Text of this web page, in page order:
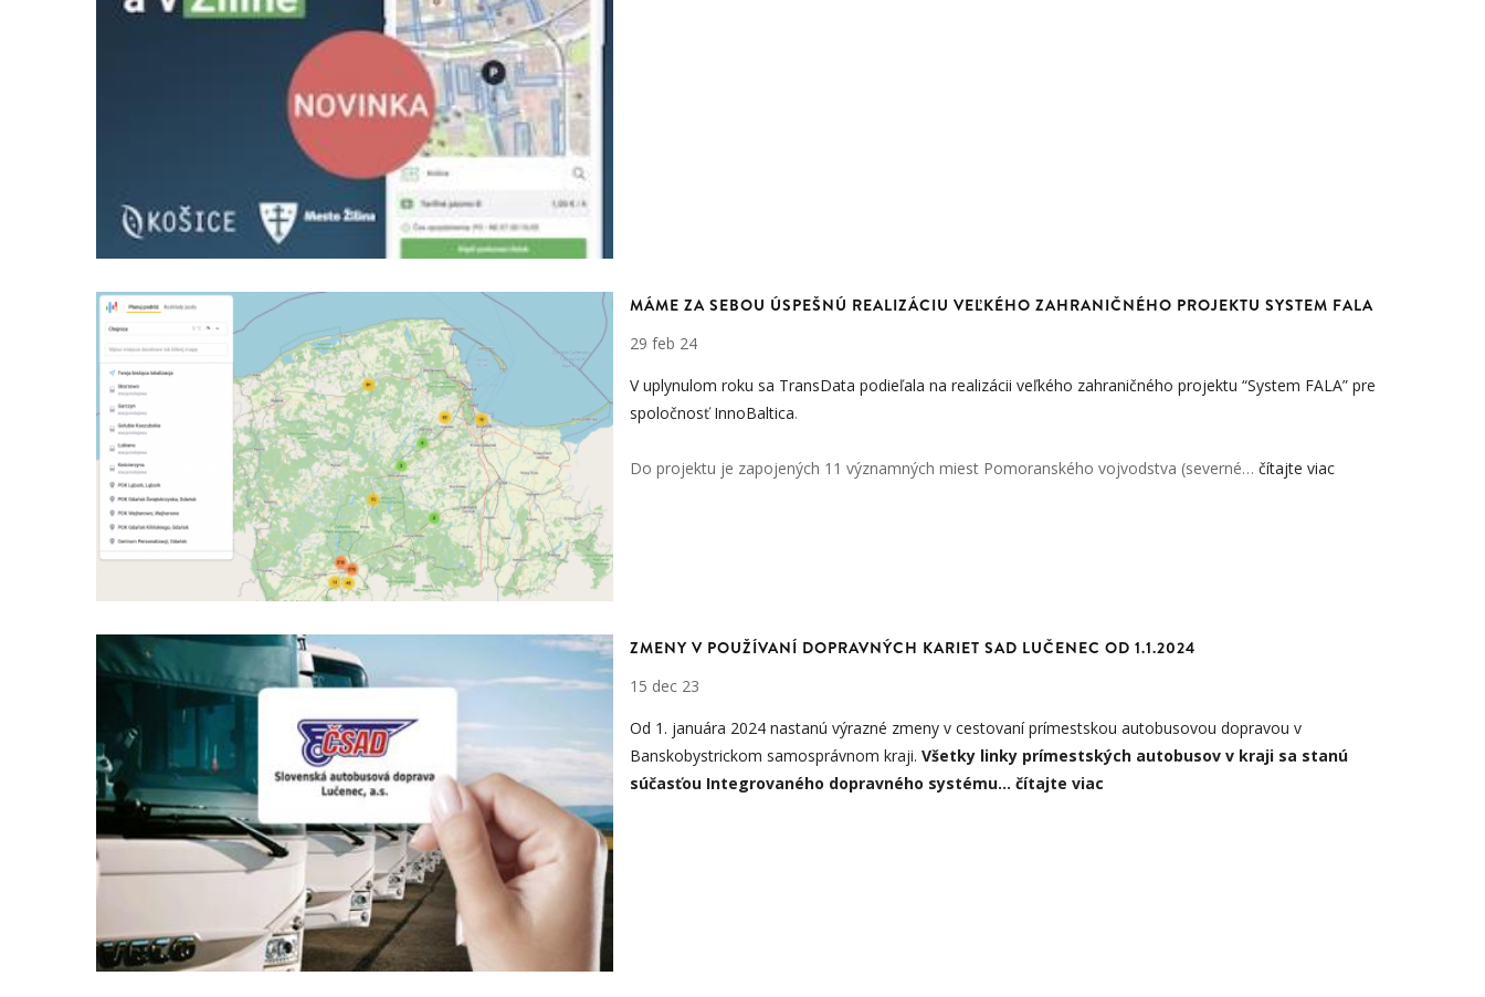
MÁME ZA SEBOU ÚSPEŠNÚ REALIZÁCIU VEĽKÉHO ZAHRANIČNÉHO PROJEKTU SYSTEM FALA
29 feb 24
V uplynulom roku sa TransData podieľala na realizácii veľkého zahraničného projektu “System FALA” pre
spoločnosťInnoBaltica.
Do projektu je zapojených 11 významných miest Pomoranského vojvodstva (severné… čítajte viac
ZMENY V POUŽÍVANÍ DOPRAVNÝCH KARIET SAD LUČENEC OD 1.1.2024
15 dec 23
Od 1. januára 2024 nastanú výrazné zmeny v cestovaní prímestskou autobusovou dopravou v
Banskobystrickom samosprávnom kraji. Všetky linky prímestských autobusov v kraji sa stanú
súčasťou Integrovaného dopravného systému… čítajte viac